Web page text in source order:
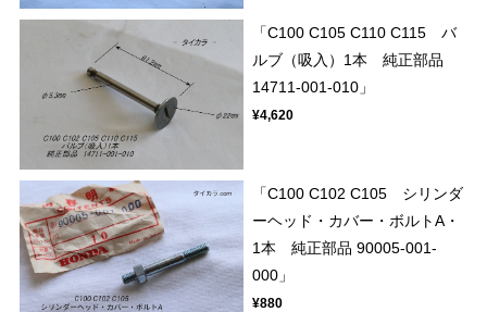
「C100 C105 C110 C115 バ
ルブ（吸入）1本 純正部品
14711-001-010」
¥4,620
「C100 C102 C105 シリンダ
ーヘッド・カバー・ボルトA・
1本 純正部品 90005-001-
000」
¥880